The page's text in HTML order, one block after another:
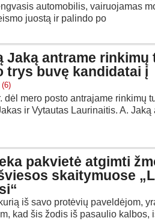
automobilis, vairuojamas
juostą ir palindo po
Jaką antrame rinkimų
trys buvę kandidatai į
(6)
mero posto antrajame rinkimų
ir Vytautas Laurinaitis. A. Jaką
pakvietė atgimti
skaitymuose
iš savo protėvių paveldėjom,
kad šis žodis iš pasaulio kalbos,